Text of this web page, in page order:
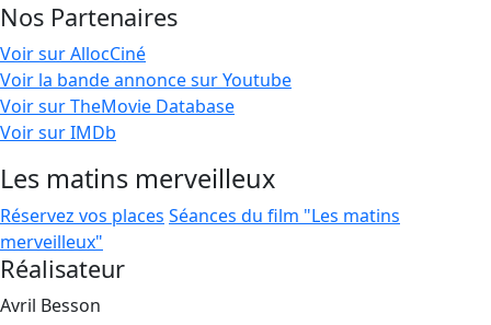
Nos Partenaires
Voir sur AllocCiné
Voir la bande annonce sur Youtube
Voir sur TheMovie Database
Voir sur IMDb
Les matins merveilleux
Réservez vos places Séances du film "Les matins
merveilleux"
Réalisateur
Avril Besson